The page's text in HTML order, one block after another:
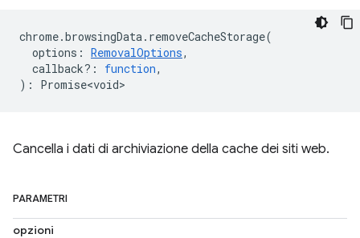
chrome.browsingData. removeCacheStorage(
options : RemovalOptions,
callback? : function,
) : Promise<void>
Cancella i dati di archiviazione della cache dei siti web.
PARAMETRI
opzioni